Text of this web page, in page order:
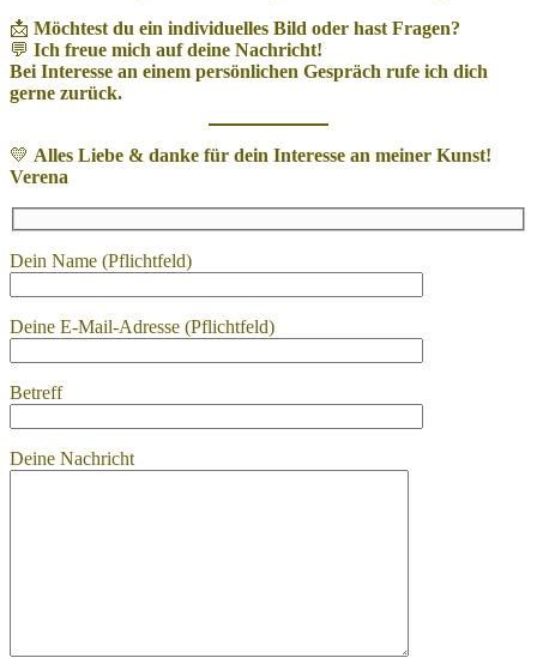
📩 Möchtest du ein individuelles Bild oder hast Fragen?
💬 Ich freue mich auf deine Nachricht!
Bei Interesse an einem persönlichen Gespräch rufe ich dich
gerne zurück.
💛 Alles Liebe & danke für dein Interesse an meiner Kunst!
Verena
Dein Name (Pflichtfeld)
Deine E-Mail-Adresse (Pflichtfeld)
Betreff
Deine Nachricht